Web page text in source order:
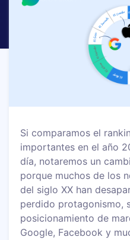
Si comparamos el
importantes en el año
día, notaremos un
porque muchos de los
del siglo XX han
perdido protagonismo,
posicionamiento de
Google, Facebook y